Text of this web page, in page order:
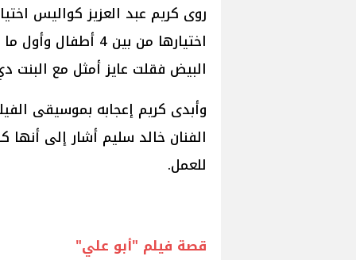
روى كريم عبد العزيز كواليس
اختيارها من بين 4
البيض فقلت عايز أمثل مع البنت
وأبدى كريم إعجابه بموسيقى
الفنان خالد سليم أشار إلى أنها
للعمل.
قصة فيلم "أبو علي"